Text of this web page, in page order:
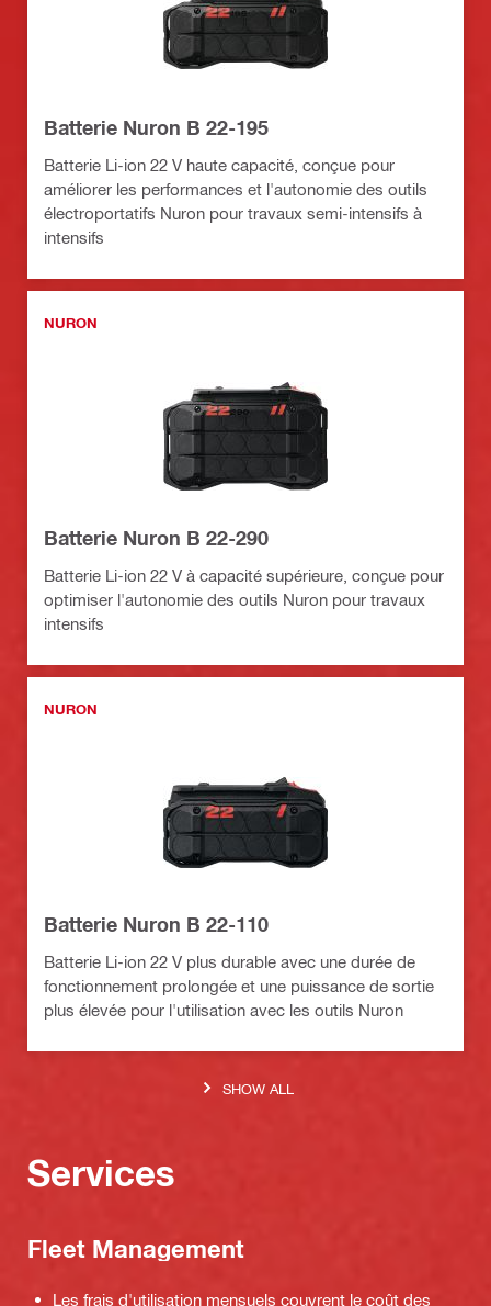
Batterie Nuron B 22-195
Batterie Li-ion 22 V haute capacité, conçue pour
améliorer les performances et l'autonomie des outils
électroportatifs Nuron pour travaux semi-intensifs à
intensifs
NURON
Batterie Nuron B 22-290
Batterie Li-ion 22 V à capacité supérieure, conçue pour
optimiser l'autonomie des outils Nuron pour travaux
intensifs
NURON
Batterie Nuron B 22-110
Batterie Li-ion 22 V plus durable avec une durée de
fonctionnement prolongée et une puissance de sortie
plus élevée pour l'utilisation avec les outils Nuron
SHOW ALL
Services
Fleet Management
Les frais d'utilisation mensuels couvrent le coût des